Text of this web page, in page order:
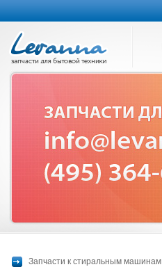
Запчасти к стиральным машинам